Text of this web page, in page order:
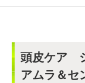
頭皮ケア
アムラ＆セ